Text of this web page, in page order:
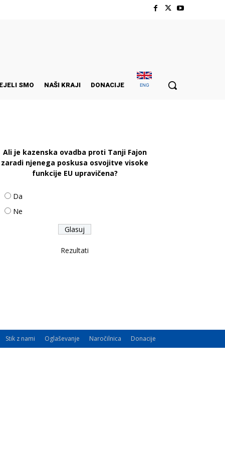
SMO NAŠI KRAJI DONACIJE ENG
Ali je kazenska ovadba proti Tanji Fajon
zaradi njenega poskusa osvojitve visoke
funkcije EU upravičena?
Da
Ne
Rezultati
Stik z nami Oglaševanje Naročilnica Donacije